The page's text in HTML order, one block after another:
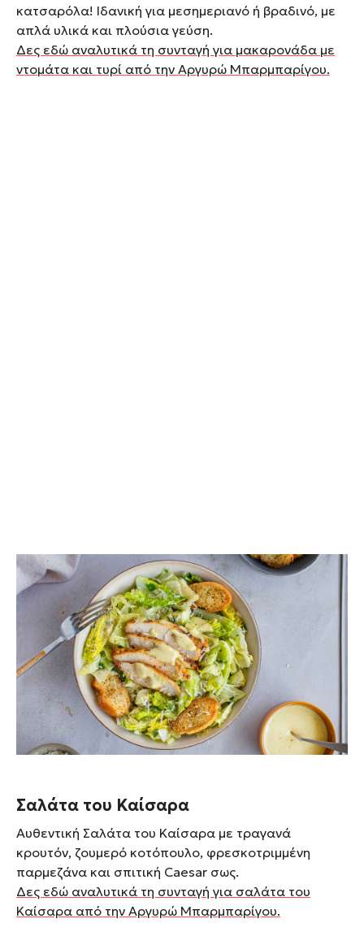
κατσαρόλα! Ιδανική για μεσημεριανό ή βραδινό, με
απλά υλικά και πλούσια γεύση.
Δες εδώ αναλυτικά τη συνταγή για μακαρονάδα με
ντομάτα και τυρί από την Αργυρώ Μπαρμπαρίγου.
Σαλάτα του Καίσαρα
Αυθεντική Σαλάτα του Καίσαρα με τραγανά
κρουτόν, ζουμερό κοτόπουλο, φρεσκοτριμμένη
παρμεζάνα και σπιτική Caesar σως.
Δες εδώ αναλυτικά τη συνταγή για σαλάτα του
Καίσαρα από την Αργυρώ Μπαρμπαρίγου.